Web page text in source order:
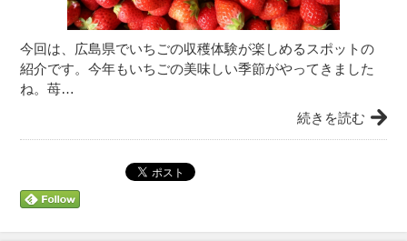
今回は、広島県でいちごの収穫体験が楽しめるスポットの
紹介です。今年もいちごの美味しい季節がやってきました
ね。苺…
続きを読む